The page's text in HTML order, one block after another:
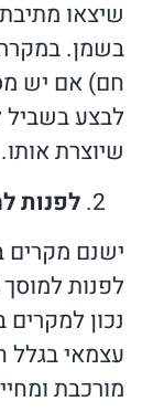
שיצאו
בשמן.
חם) אם יש
לבצע בשביל
שיוצרת אותו.
לפנות
ישנם מקרים
לפנות
נכון
עצמאי בגלל
מורכבת